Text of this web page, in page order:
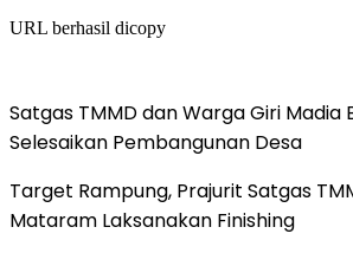
URL berhasil dicopy
Satgas TMMD dan Warga Giri Madia
Selesaikan Pembangunan Desa
Target Rampung, Prajurit Satgas
Mataram Laksanakan Finishing